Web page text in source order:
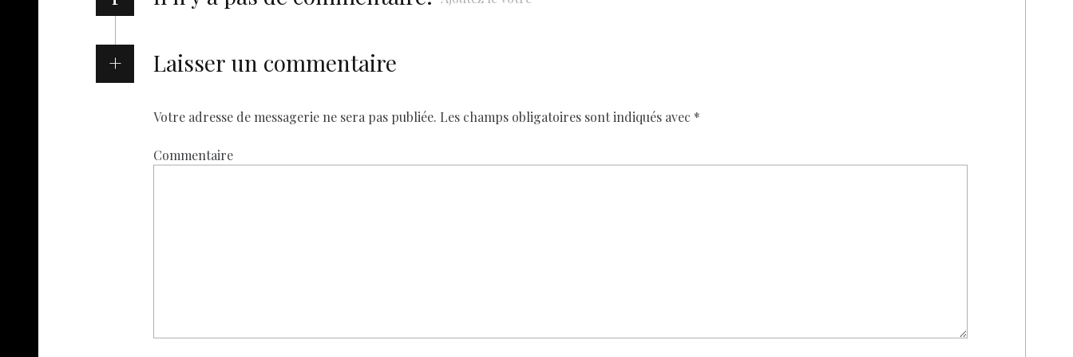
Laisser un commentaire
Votre adresse de messagerie ne sera pas publiée. Les champs obligatoires sont indiqués avec *
Commentaire